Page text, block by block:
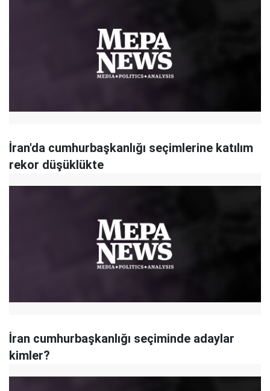
İran'da cumhurbaşkanlığı seçimlerine katılım
rekor düşüklükte
İran cumhurbaşkanlığı seçiminde adaylar
kimler?